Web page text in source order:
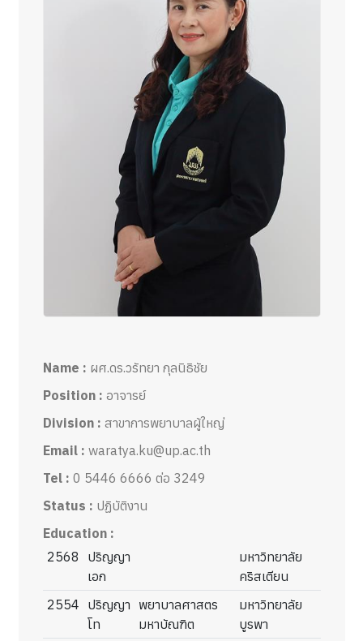
Name : ผศ.ดร.วรัทยา กุลนิธิชัย
Position : อาจารย์
Division : สาขาการพยาบาลผู้ใหญ่
Email : waratya.ku@up.ac.th
Tel : 0 5446 6666 ต่อ 3249
Status : ปฏิบัติงาน
Education :
2568
ปริญญา
เอก
มหาวิทยาลัย
คริสเตียน
2554 ปริญญา
โท
พยาบาลศาสตร
มหาบัณฑิต
มหาวิทยาลัย
บูรพา